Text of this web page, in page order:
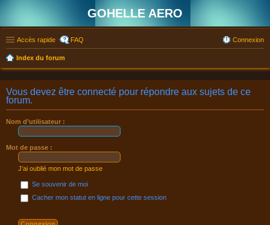
GOHELLE AERO
Accès rapide FAQ Connexion
Index du forum
Vous devez être connecté pour répondre aux sujets de ce
forum.
Nom d’utilisateur :
Mot de passe :
J’ai oublié mon mot de passe
Se souvenir de moi
Cacher mon statut en ligne pour cette session